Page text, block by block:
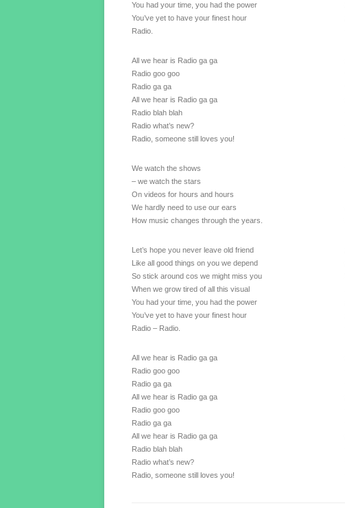
You had your time, you had the power
You’ve yet to have your finest hour
Radio.
All we hear is Radio ga ga
Radio goo goo
Radio ga ga
All we hear is Radio ga ga
Radio blah blah
Radio what’s new?
Radio, someone still loves you!
We watch the shows
– we watch the stars
On videos for hours and hours
We hardly need to use our ears
How music changes through the years.
Let’s hope you never leave old friend
Like all good things on you we depend
So stick around cos we might miss you
When we grow tired of all this visual
You had your time, you had the power
You’ve yet to have your finest hour
Radio – Radio.
All we hear is Radio ga ga
Radio goo goo
Radio ga ga
All we hear is Radio ga ga
Radio goo goo
Radio ga ga
All we hear is Radio ga ga
Radio blah blah
Radio what’s new?
Radio, someone still loves you!